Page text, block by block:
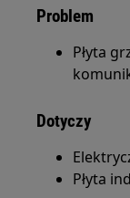
Problem
Płyta
Dotyczy
Płyta